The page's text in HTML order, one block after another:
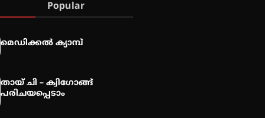
Popular
മെഡിക്കൽ ക്യാമ്പ്
തായ് ചി – ക്വിഗോങ്ങ്
പരിചയപ്പെടാം